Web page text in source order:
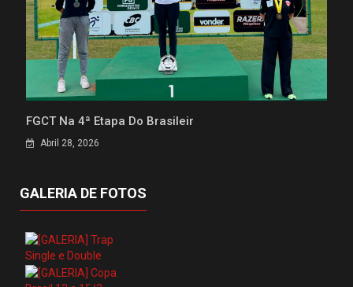
FGCT Na 4ª Etapa Do Brasileir
Abril 28, 2026
GALERIA DE FOTOS